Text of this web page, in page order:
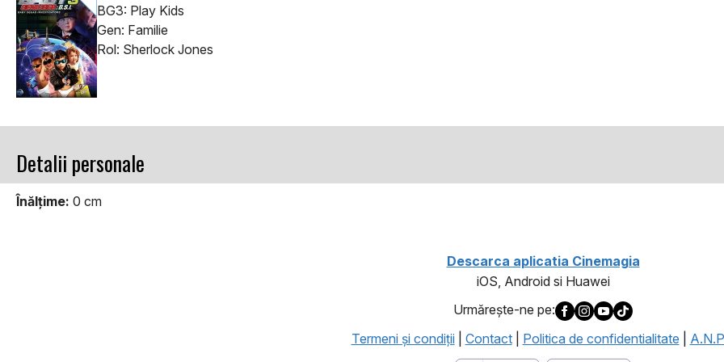
BG3: Play Kids
Gen: Familie
Rol: Sherlock Jones
Detalii personale
Înălţime: 0 cm
Descarca aplicatia Cinemagia
iOS, Android si Huawei
Urmăreşte-ne pe:
Termeni şi condiţii| Contact| Politica de confidentialitate